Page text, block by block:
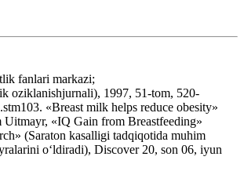
fanlari markazi;
oziklanishjurnali), 1997, 51-tom, 520-
«Breast milk helps reduce obesity»
Uitmayr, «IQ Gain from Breastfeeding»
(Saraton kasalligi tadqiqotida muhim
o‘ldiradi), Discover 20, son 06, iyun